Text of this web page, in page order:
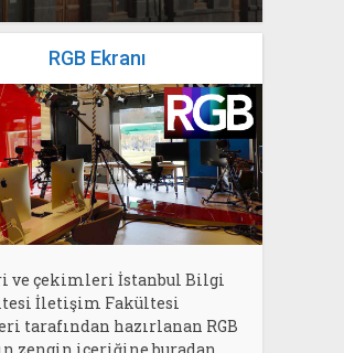
RGB Ekranı
ve çekimleri İstanbul Bilgi
İletişim Fakültesi
tarafından hazırlanan RGB